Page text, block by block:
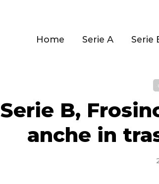
Home Serie A Serie
Serie B,
anche in